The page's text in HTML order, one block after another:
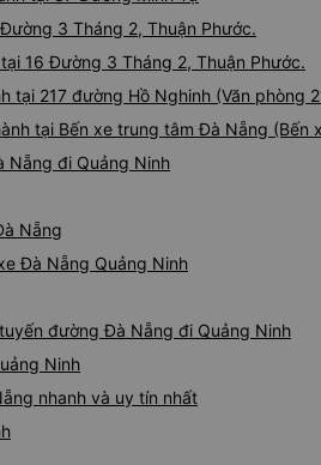
sao
triển
3 Tháng 2, Thuận Phước.
16 Đường 3 Tháng 2, Thuận Phước.
tại 217 đường Hồ Nghinh (Văn phòng
tại Bến xe trung tâm Đà Nẵng
Nẵng đi Quảng Ninh
Nẵng
Đà Nẵng Quảng Ninh
đường Đà Nẵng đi Quảng Ninh
Ninh
nhanh và uy tín nhất